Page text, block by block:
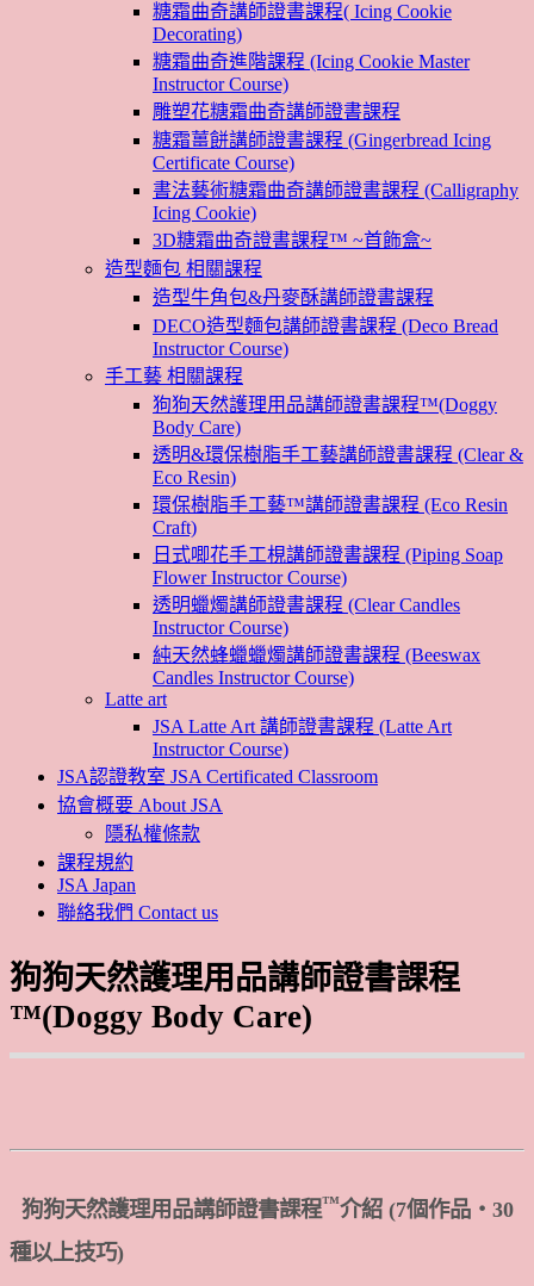
糖霜曲奇講師證書課程( Icing Cookie
Decorating)
糖霜曲奇進階課程 (Icing Cookie Master
Instructor Course)
雕塑花糖霜曲奇講師證書課程
糖霜薑餅講師證書課程 (Gingerbread Icing
Certificate Course)
書法藝術糖霜曲奇講師證書課程 (Calligraphy
Icing Cookie)
3D糖霜曲奇證書課程™ ~首飾盒~
造型麵包 相關課程
造型牛角包&丹麥酥講師證書課程
DECO造型麵包講師證書課程 (Deco Bread
Instructor Course)
手工藝 相關課程
狗狗天然護理用品講師證書課程™(Doggy
Body Care)
透明&環保樹脂手工藝講師證書課程 (Clear &
Eco Resin)
環保樹脂手工藝™講師證書課程 (Eco Resin
Craft)
日式唧花手工梘講師證書課程 (Piping Soap
Flower Instructor Course)
透明蠟燭講師證書課程 (Clear Candles
Instructor Course)
純天然蜂蠟蠟燭講師證書課程 (Beeswax
Candles Instructor Course)
Latte art
JSA Latte Art 講師證書課程 (Latte Art
Instructor Course)
JSA認證教室 JSA Certificated Classroom
協會概要 About JSA
隱私權條款
課程規約
JSA Japan
聯絡我們 Contact us
狗狗天然護理用品講師證書課程
™(Doggy Body Care)
狗狗天然護理用品講師證書課程™介紹 (7個作品・30
種以上技巧)